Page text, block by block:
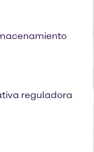
reguladora